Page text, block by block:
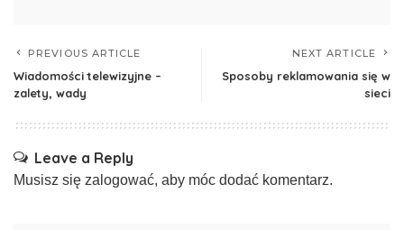
PREVIOUS ARTICLE
Wiadomości telewizyjne –
zalety, wady
NEXT ARTICLE
Sposoby reklamowania się w
sieci
Leave a Reply
Musisz się zalogować, aby móc dodać komentarz.